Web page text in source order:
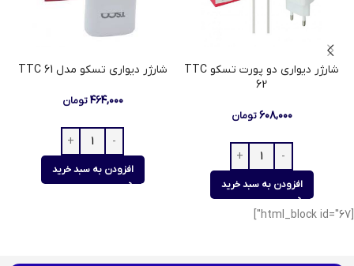
شارژر دیواری دو پورت تسکو TTC
62
۶۰۸,۰۰۰ تومان
افزودن به سبد خرید
شارژر دیواری تسکو مدل TTC 61
۴۶۴,۰۰۰ تومان
افزودن به سبد خرید
[html_block id="67"]